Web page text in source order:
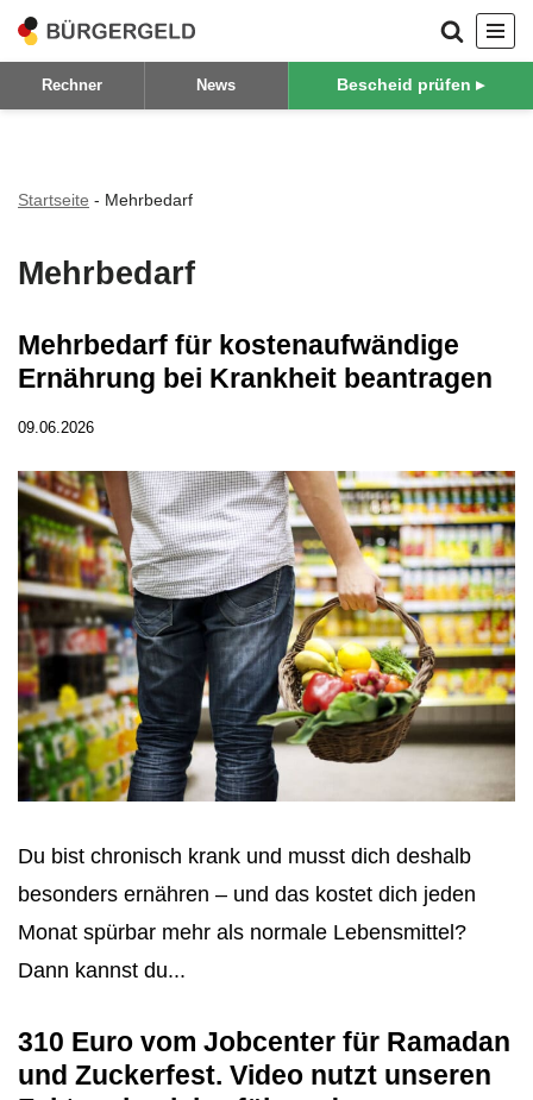
Zum
Inhalt
Rechner News Bescheid prüfen ▸
Startseite - Mehrbedarf
Mehrbedarf
Mehrbedarf für kostenaufwändige
Ernährung bei Krankheit beantragen
09.06.2026
Du bist chronisch krank und musst dich deshalb
besonders ernähren – und das kostet dich jeden
Monat spürbar mehr als normale Lebensmittel?
Dann kannst du...
310 Euro vom Jobcenter für Ramadan
und Zuckerfest. Video nutzt unseren